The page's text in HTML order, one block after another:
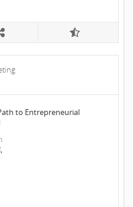
to Entrepreneurial